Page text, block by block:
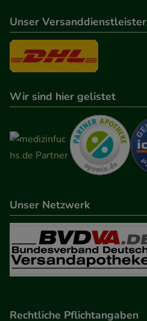
Unser Versanddienstleister
Wir sind hier gelistet
Unser Netzwerk
Rechtliche Pflichtangaben